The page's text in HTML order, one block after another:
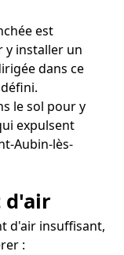
est
y installer un
dans ce
le sol pour y
expulsent
Aubin-lès-
d'air
d'air insuffisant,
: